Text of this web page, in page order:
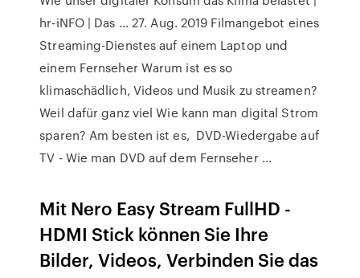
hr-iNFO | Das ... 27. Aug. 2019 Filmangebot eines
Streaming-Dienstes auf einem Laptop und
einem Fernseher Warum ist es so
klimaschädlich, Videos und Musik zu streamen?
Weil dafür ganz viel Wie kann man digital Strom
sparen? Am besten ist es, DVD-Wiedergabe auf
TV - Wie man DVD auf dem Fernseher ...
Mit Nero Easy Stream FullHD -
HDMI Stick können Sie Ihre
Bilder, Videos, Verbinden Sie das